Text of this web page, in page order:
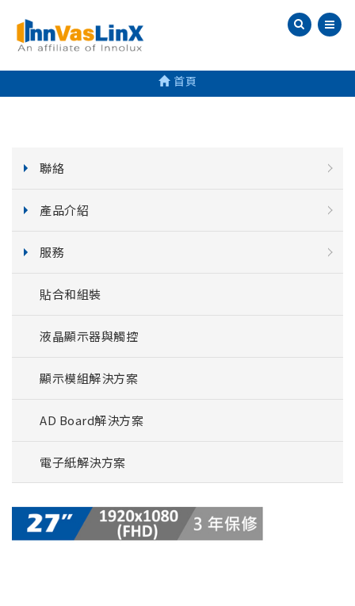
首頁
聯絡
產品介紹
服務
貼合和組裝
液晶顯示器與觸控
顯示模組解決方案
AD Board解決方案
電子紙解決方案